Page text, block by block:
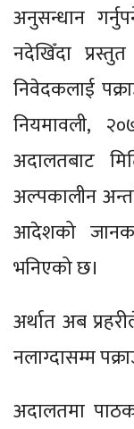
अनुसन्धान
नदेखिँदा
निवेदकलाई
नियमावली,
अदालतबाट
अल्पकालीन
आदेशको
भनिएको छ।
अर्थात अब
नलाग्दासम्म
अदालतमा